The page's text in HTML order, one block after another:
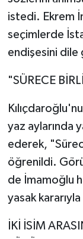
istedi. Ekrem
seçimlerde
endişesini
"SÜRECE
yaz aylarında
ederek,
öğrenildi.
de İmamoğlu
yasak
İKİ İSİM